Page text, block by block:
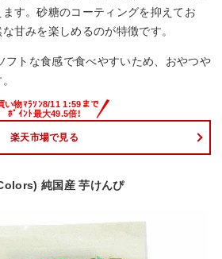
す。砂糖のコーティングを抑えてお
甘みを楽しめるのが特徴です。
フトな食感で食べやすいため、おやつや
楽天市場で見る
純国産 芋けんぴ